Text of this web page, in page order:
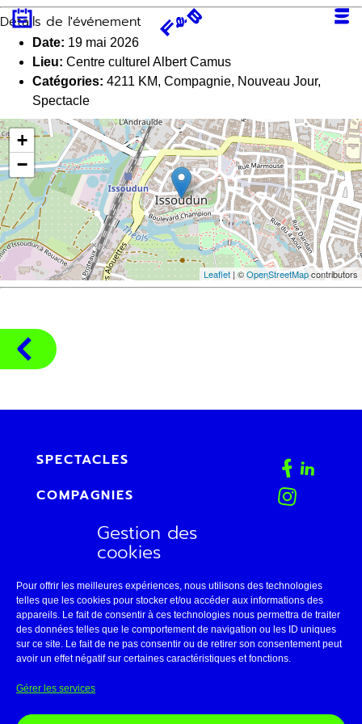
Gestion des
cookies
Pour offrir les meilleures expériences, nous utilisons des technologies
telles que les cookies pour stocker et/ou accéder aux informations des
appareils. Le fait de consentir à ces technologies nous permettra de traiter
des données telles que le comportement de navigation ou les ID uniques
sur ce site. Le fait de ne pas consentir ou de retirer son consentement peut
avoir un effet négatif sur certaines caractéristiques et fonctions.
Gérer les services
Aller
au
contenu
Détails de l'événement
Date: 19 mai 2026
Lieu: Centre culturel Albert Camus
Catégories: 4211 KM, Compagnie, Nouveau Jour,
Spectacle
+
−
Leaflet | ©OpenStreetMapcontributors
SPECTACLES
COMPAGNIES
AGENDA
CONTACT
ESPACE PRO